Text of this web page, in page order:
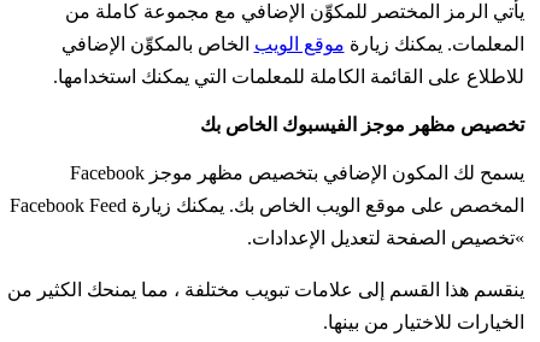
يأتي الرمز المختصر للمكوِّن الإضافي مع مجموعة كاملة من
المعلمات. يمكنك زيارة موقع الويب الخاص بالمكوِّن الإضافي
للاطلاع على القائمة الكاملة للمعلمات التي يمكنك استخدامها.
تخصيص مظهر موجز الفيسبوك الخاص بك
يسمح لك المكون الإضافي بتخصيص مظهر موجز Facebook
المخصص على موقع الويب الخاص بك. يمكنك زيارة Facebook Feed
»تخصيص الصفحة لتعديل الإعدادات.
ينقسم هذا القسم إلى علامات تبويب مختلفة ، مما يمنحك الكثير من
الخيارات للاختيار من بينها.